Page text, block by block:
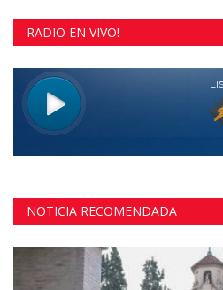
RADIO EN VIVO!
NOTICIA RECOMENDADA